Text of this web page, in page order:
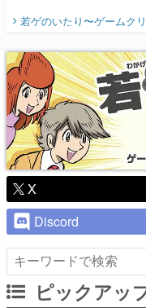
『
り
若ゲのいたり〜ゲームク
X
Discord
ピックアッ